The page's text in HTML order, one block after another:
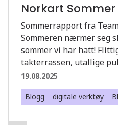
Norkart
Sommerrapport fra
Sommeren nærmer seg
sommer vi har hatt!
takterrassen, utallige
19.08.2025
Blogg digitale verktøy